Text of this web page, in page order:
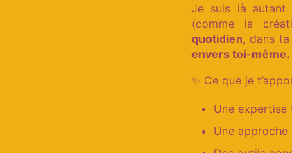
Je suis là autant
(comme la
quotidien, dans
envers toi-même.
✨ Ce que je
Une expertise
Une approche